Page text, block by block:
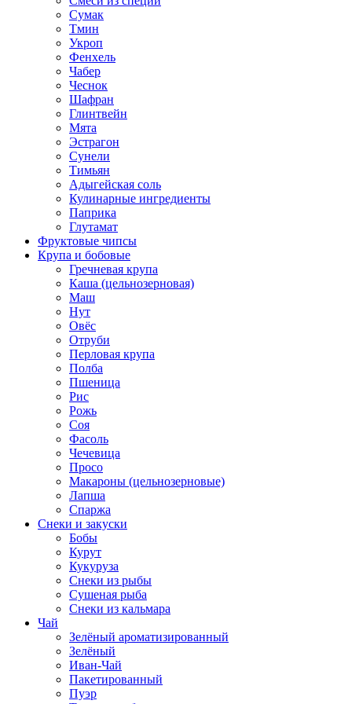
Сумак
Тмин
Укроп
Фенхель
Чабер
Чеснок
Шафран
Глинтвейн
Мята
Эстрагон
Сунели
Тимьян
Адыгейская соль
Кулинарные ингредиенты
Паприка
Глутамат
Фруктовые чипсы
Крупа и бобовые
Гречневая крупа
Каша (цельнозерновая)
Маш
Нут
Овёс
Отруби
Перловая крупа
Полба
Пшеница
Рис
Рожь
Соя
Фасоль
Чечевица
Просо
Макароны (цельнозерновые)
Лапша
Спаржа
Снеки и закуски
Бобы
Курут
Кукуруза
Снеки из рыбы
Сушеная рыба
Снеки из кальмара
Чай
Зелёный ароматизированный
Зелёный
Иван-Чай
Пакетированный
Пуэр